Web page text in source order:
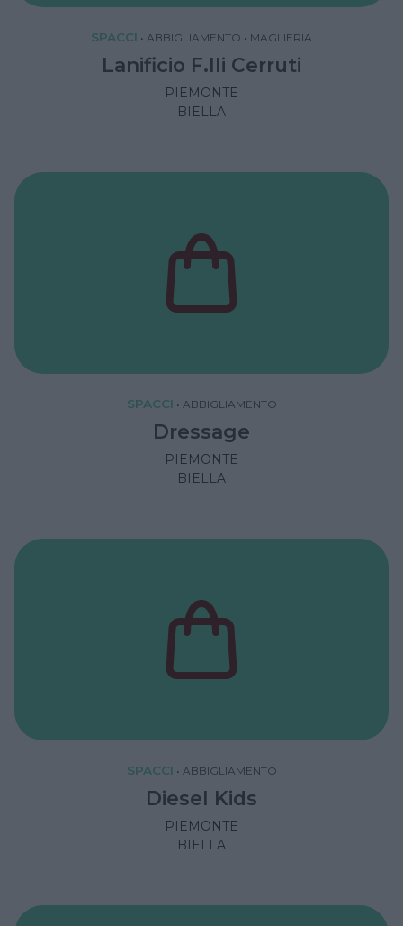
SPACCI • ABBIGLIAMENTO • MAGLIERIA
Lanificio F.lli Cerruti
PIEMONTE
BIELLA
SPACCI • ABBIGLIAMENTO
Dressage
PIEMONTE
BIELLA
SPACCI • ABBIGLIAMENTO
Diesel Kids
PIEMONTE
BIELLA